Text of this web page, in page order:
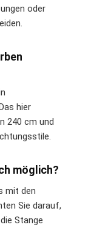
oder
hier
240 cm und
möglich?
mit den
Sie darauf,
Stange